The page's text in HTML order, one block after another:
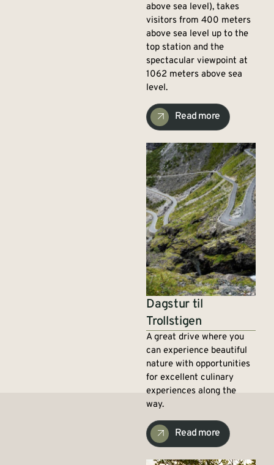
above sea level), takes
visitors from 400 meters
above sea level up to the
top station and the
spectacular viewpoint at
1062 meters above sea
level.
Read more
Dagstur til
Trollstigen
A great drive where you
can experience beautiful
nature with opportunities
for excellent culinary
experiences along the
way.
Read more